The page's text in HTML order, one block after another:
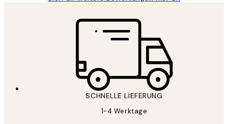
SCHNELLE LIEFERUNG
1-4 Werktage